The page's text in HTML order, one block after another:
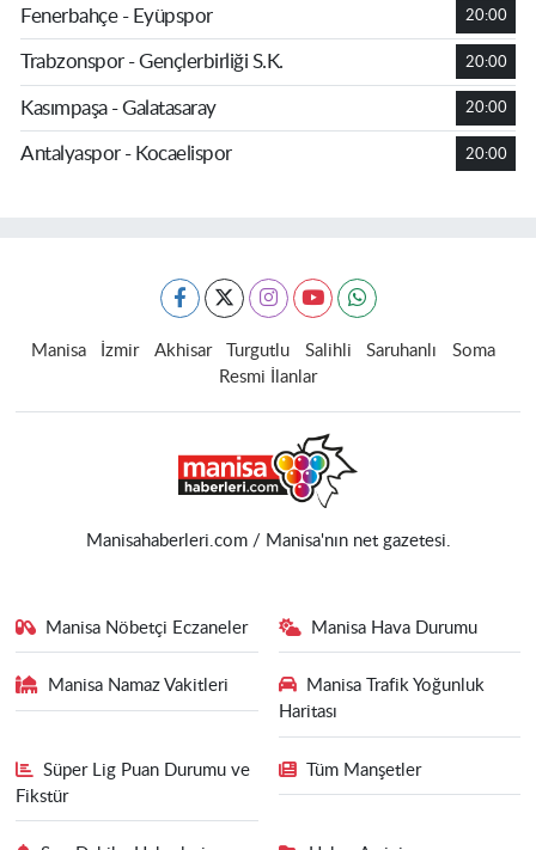
Fenerbahçe - Eyüpspor 20:00
Trabzonspor - Gençlerbirliği S.K. 20:00
Kasımpaşa - Galatasaray 20:00
Antalyaspor - Kocaelispor 20:00
Manisa İzmir Akhisar Turgutlu Salihli Saruhanlı
Soma
Resmi İlanlar
Manisahaberleri.com / Manisa'nın net gazetesi.
Manisa Nöbetçi Eczaneler Manisa Hava Durumu
Manisa Namaz Vakitleri
Manisa Trafik Yoğunluk
Haritası
Süper Lig Puan Durumu ve
Fikstür
Tüm Manşetler